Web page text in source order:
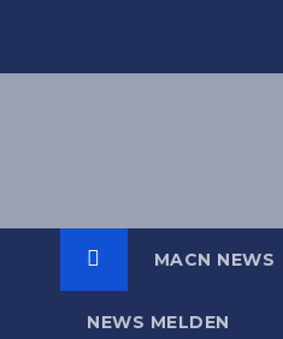
MACN NEWS
NEWS MELDEN